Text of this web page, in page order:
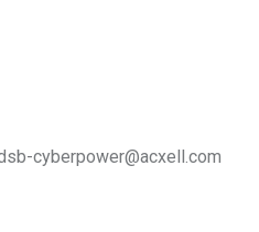
cyberpower@acxell.com